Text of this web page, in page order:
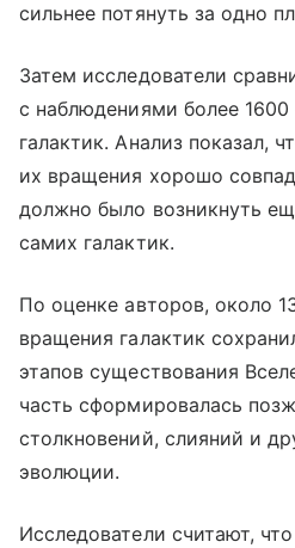
сильнее потянуть за одно
Затем исследователи
с наблюдениями более
галактик. Анализ показал,
их вращения хорошо
должно было возникнуть
самих галактик.
По оценке авторов, около
вращения галактик
этапов существования
часть сформировалась
столкновений, слияний и
эволюции.
Исследователи считают,